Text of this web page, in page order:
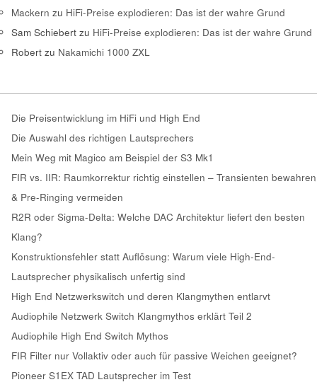
Mackern zu HiFi-Preise explodieren: Das ist der wahre Grund
Sam Schiebert zu HiFi-Preise explodieren: Das ist der wahre Grund
Robert zu Nakamichi 1000 ZXL
Die Preisentwicklung im HiFi und High End
Die Auswahl des richtigen Lautsprechers
Mein Weg mit Magico am Beispiel der S3 Mk1
FIR vs. IIR: Raumkorrektur richtig einstellen – Transienten bewahren
& Pre-Ringing vermeiden
R2R oder Sigma-Delta: Welche DAC Architektur liefert den besten
Klang?
Konstruktionsfehler statt Auflösung: Warum viele High-End-
Lautsprecher physikalisch unfertig sind
High End Netzwerkswitch und deren Klangmythen entlarvt
Audiophile Netzwerk Switch Klangmythos erklärt Teil 2
Audiophile High End Switch Mythos
FIR Filter nur Vollaktiv oder auch für passive Weichen geeignet?
Pioneer S1EX TAD Lautsprecher im Test